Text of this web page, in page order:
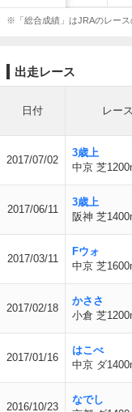
※「総合成績」はJRAのレース
出走レース
日付 レース
2017/07/02
3歳上
中京 芝
2017/06/11
3歳上
阪神 芝
2017/03/11
Fウォ
中京 芝
2017/02/18
かささ
小倉 芝
2017/01/16
はこべ
中京 ダ
2016/10/23
なでし